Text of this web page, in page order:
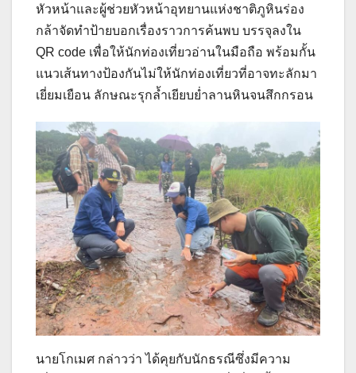
หัวหน้าและผู้ช่วยหัวหน้าอุทยานแห่งชาติภูหินร่อง
กล้าจัดทำป้ายบอกเรื่องราวการค้นพบ บรรจุลงใน
QR code เพื่อให้นักท่องเที่ยวอ่านในมือถือ พร้อมกั้น
แนวเส้นทางป้องกันไม่ให้นักท่องเที่ยวที่อาจทะลักมา
เยี่ยมเยือน ลักษณะรุกล้ำเยียบย่ำลานหินจนสึกกรอน
นายโกเมศ กล่าวว่า ได้คุยกับนักธรณีซึ่งมีความ